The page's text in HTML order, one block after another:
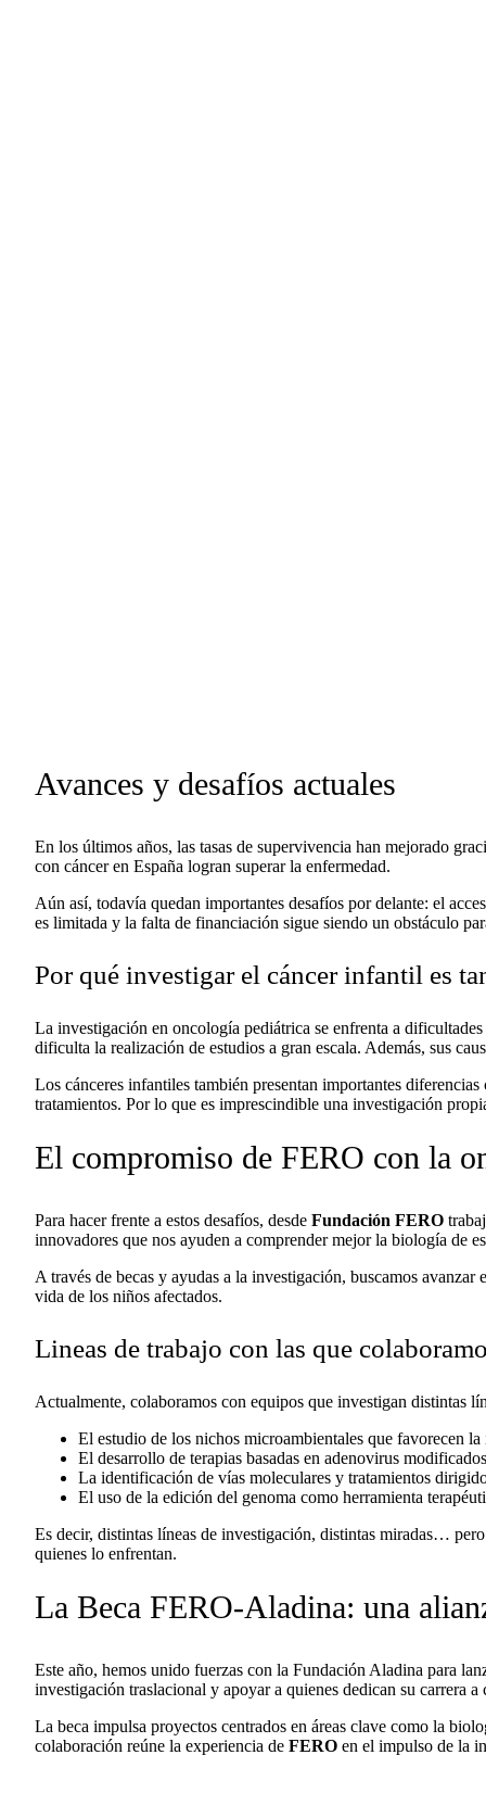
Avances y desafíos actuales
En los últimos años, las tasas de supervivencia han mejorado
con cáncer en España logran superar la enfermedad.
Aún así, todavía quedan importantes desafíos por delante: el
es limitada y la falta de financiación sigue siendo un obstáculo
Por qué investigar el cáncer infantil es
La investigación en oncología pediátrica se enfrenta a
dificulta la realización de estudios a gran escala. Además, sus
Los cánceres infantiles también presentan importantes
tratamientos. Por lo que es imprescindible una investigación
El compromiso de FERO con la
Para hacer frente a estos desafíos, desde Fundación FERO
innovadores que nos ayuden a comprender mejor la biología de
A través de becas y ayudas a la investigación, buscamos
vida de los niños afectados.
Lineas de trabajo con las que
Actualmente, colaboramos con equipos que investigan distintas
El estudio de los nichos microambientales que favorecen
El desarrollo de terapias basadas en adenovirus
La identificación de vías moleculares y tratamientos
El uso de la edición del genoma como herramienta
Es decir, distintas líneas de investigación, distintas miradas…
quienes lo enfrentan.
La Beca FERO-Aladina: una
Este año, hemos unido fuerzas con la Fundación Aladina para
investigación traslacional y apoyar a quienes dedican su carrera a
La beca impulsa proyectos centrados en áreas clave como la
colaboración reúne la experiencia de FERO en el impulso de la